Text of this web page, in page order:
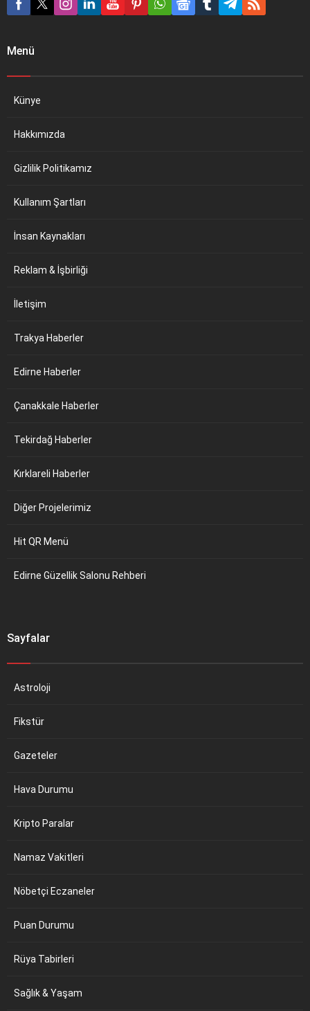
Menü
Künye
Hakkımızda
Gizlilik Politikamız
Kullanım Şartları
İnsan Kaynakları
Reklam & İşbirliği
İletişim
Trakya Haberler
Edirne Haberler
Çanakkale Haberler
Tekirdağ Haberler
Kırklareli Haberler
Diğer Projelerimiz
Hit QR Menü
Edirne Güzellik Salonu Rehberi
Sayfalar
Astroloji
Fikstür
Gazeteler
Hava Durumu
Kripto Paralar
Namaz Vakitleri
Nöbetçi Eczaneler
Puan Durumu
Rüya Tabirleri
Sağlık & Yaşam